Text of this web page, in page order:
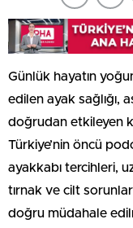
Günlük hayatın
edilen ayak sağlığı,
doğrudan etkileyen
Türkiye’nin öncü
ayakkabı tercihleri,
tırnak ve cilt
doğru müdahale